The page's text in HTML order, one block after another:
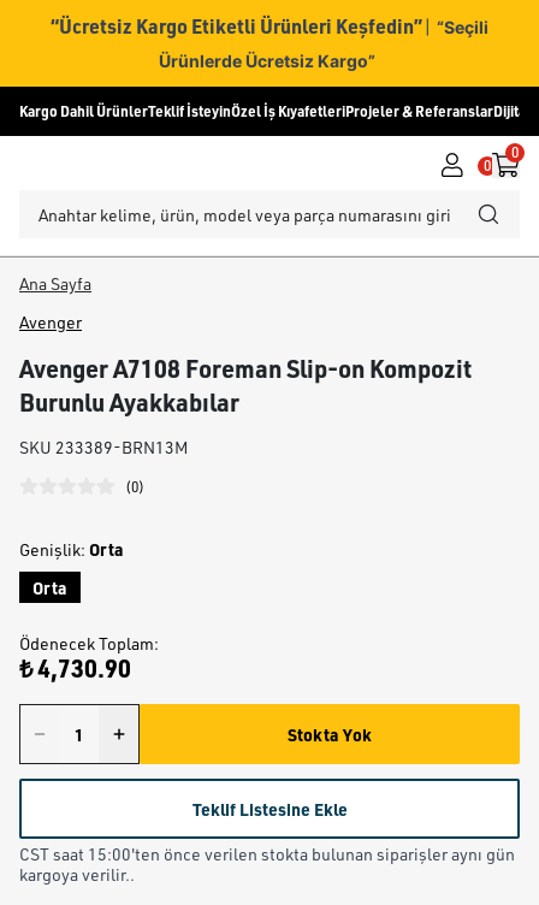
“Ücretsiz Kargo Etiketli Ürünleri Keşfedin” | “Seçili
Ürünlerde Ücretsiz Kargo”
Kargo Dahil ÜrünlerTeklif İsteyinÖzel İş KıyafetleriProjeler & ReferanslarDijital
0
0
Ana Sayfa
Avenger
Avenger A7108 Foreman Slip-on Kompozit
Burunlu Ayakkabılar
SKU 233389-BRN13M
(0)
Genişlik: Orta
Orta
Ödenecek Toplam:
₺ 4,730.90
Stokta Yok
Teklif Listesine Ekle
CST saat 15:00'ten önce verilen stokta bulunan siparişler aynı gün
kargoya verilir..